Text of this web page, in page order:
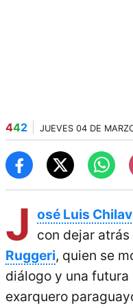
442 JUEVES 04 DE
J osé Luis
con dejar
Ruggeri, quien se
diálogo y una
exarquero